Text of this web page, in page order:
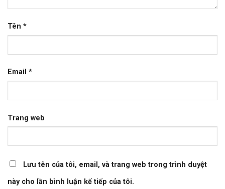
Tên *
Email *
Trang web
Lưu tên của tôi, email, và trang web trong trình duyệt
này cho lần bình luận kế tiếp của tôi.